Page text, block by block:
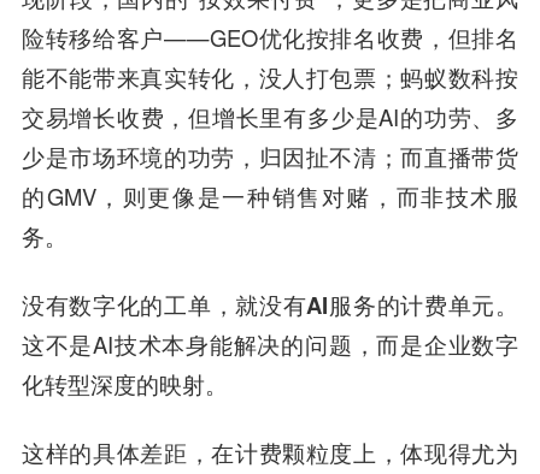
险转移给客户——GEO优化按排名收费，但排名
能不能带来真实转化，没人打包票；蚂蚁数科按
交易增长收费，但增长里有多少是AI的功劳、多
少是市场环境的功劳，归因扯不清；而直播带货
的GMV，则更像是一种销售对赌，而非技术服
务。
没有数字化的工单，就没有AI服务的计费单元。
这不是AI技术本身能解决的问题，而是企业数字
化转型深度的映射。
这样的具体差距，在计费颗粒度上，体现得尤为